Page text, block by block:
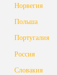
Норвегия
Польша
Португалия
Россия
Словакия